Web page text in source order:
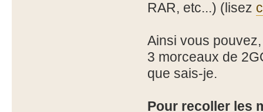
RAR, etc...) (lisez
Ainsi vous
3 morceaux de
que sais-je.
Pour recoller les